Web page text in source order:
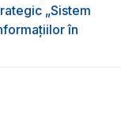
„Sistem
în